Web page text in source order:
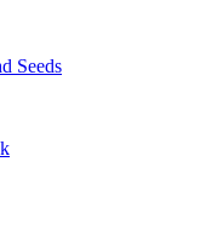
Seeds